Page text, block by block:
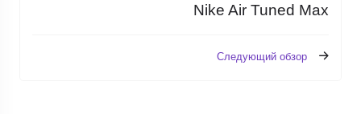
Nike Air Tuned Max
Следующий обзор